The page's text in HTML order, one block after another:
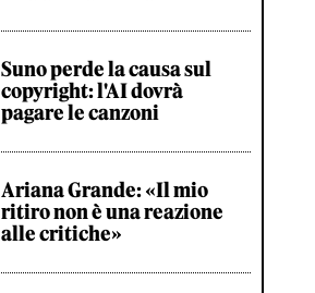
Suno perde la causa sul
copyright: l'AI dovrà
pagare le canzoni
Ariana Grande: «Il mio
ritiro non è una reazione
alle critiche»